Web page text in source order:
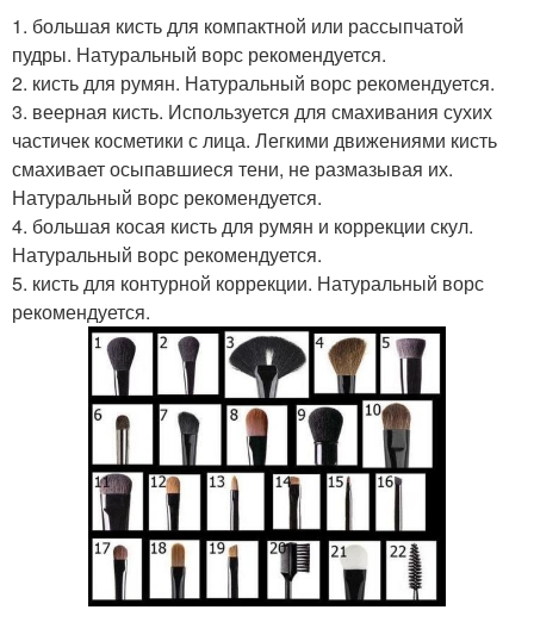
1. большая кисть для компактной или рассыпчатой
пудры. Натуральный ворс рекомендуется.
2. кисть для румян. Натуральный ворс рекомендуется.
3. веерная кисть. Используется для смахивания сухих
частичек косметики с лица. Легкими движениями кисть
смахивает осыпавшиеся тени, не размазывая их.
Натуральный ворс рекомендуется.
4. большая косая кисть для румян и коррекции скул.
Натуральный ворс рекомендуется.
5. кисть для контурной коррекции. Натуральный ворс
рекомендуется.